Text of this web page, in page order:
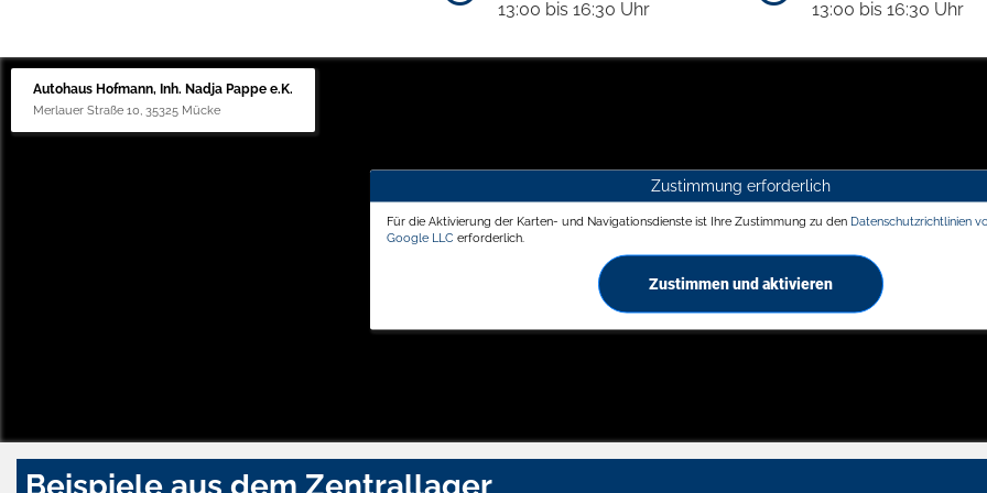
13:00 bis 16:30 Uhr
13:00 bis 16:30 Uhr
Autohaus Hofmann, Inh. Nadja Pappe e.K.
Merlauer Straße 10, 35325 Mücke
Zustimmung erforderlich
Für die Aktivierung der Karten- und Navigationsdienste ist Ihre Zustimmung zu den Datenschutzrichtlinien
Google LLC erforderlich.
Zustimmen und aktivieren